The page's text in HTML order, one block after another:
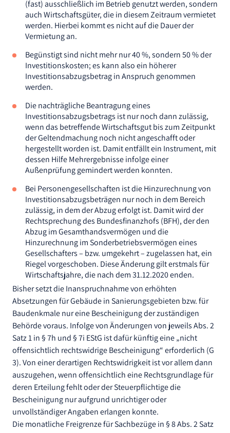
(fast) ausschließlich im Betrieb genutzt werden, sondern
auch Wirtschaftsgüter, die in diesem Zeitraum vermietet
werden. Hierbei kommt es nicht auf die Dauer der
Vermietung an.
Begünstigt sind nicht mehr nur 40 %, sondern 50 % der
Investitionskosten; es kann also ein höherer
Investitionsabzugsbetrag in Anspruch genommen
werden.
Die nachträgliche Beantragung eines
Investitionsabzugsbetrags ist nur noch dann zulässig,
wenn das betreffende Wirtschaftsgut bis zum Zeitpunkt
der Geltendmachung noch nicht angeschafft oder
hergestellt worden ist. Damit entfällt ein Instrument, mit
dessen Hilfe Mehrergebnisse infolge einer
Außenprüfung gemindert werden konnten.
Bei Personengesellschaften ist die Hinzurechnung von
Investitionsabzugsbeträgen nur noch in dem Bereich
zulässig, in dem der Abzug erfolgt ist. Damit wird der
Rechtsprechung des Bundesfinanzhofs (BFH), der den
Abzug im Gesamthandsvermögen und die
Hinzurechnung im Sonderbetriebsvermögen eines
Gesellschafters – bzw. umgekehrt – zugelassen hat, ein
Riegel vorgeschoben. Diese Änderung gilt erstmals für
Wirtschaftsjahre, die nach dem 31.12.2020 enden.
Bisher setzt die Inanspruchnahme von erhöhten
Absetzungen für Gebäude in Sanierungsgebieten bzw. für
Baudenkmale nur eine Bescheinigung der zuständigen
Behörde voraus. Infolge von Änderungen von jeweils Abs. 2
Satz 1 in § 7h und § 7i EStG ist dafür künftig eine „nicht
offensichtlich rechtswidrige Bescheinigung“ erforderlich (G
3). Von einer derartigen Rechtswidrigkeit ist vor allem dann
auszugehen, wenn offensichtlich eine Rechtsgrundlage für
deren Erteilung fehlt oder der Steuerpflichtige die
Bescheinigung nur aufgrund unrichtiger oder
unvollständiger Angaben erlangen konnte.
Die monatliche Freigrenze für Sachbezüge in § 8 Abs. 2 Satz